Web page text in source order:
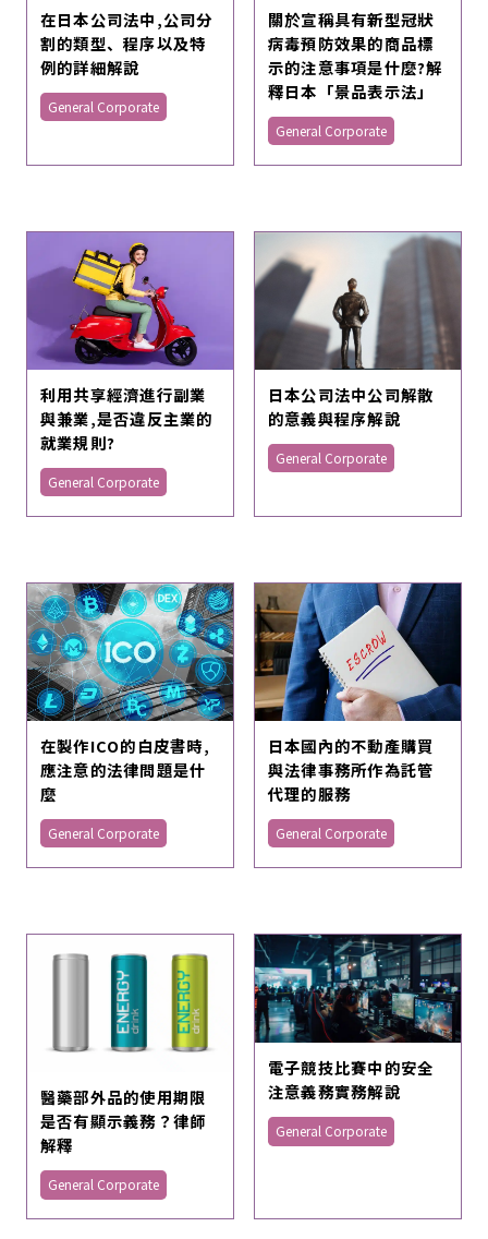
在日本公司法中,公司分
割的類型、程序以及特
例的詳細解說
General Corporate
關於宣稱具有新型冠狀
病毒預防效果的商品標
示的注意事項是什麼?解
釋日本「景品表示法」
General Corporate
利用共享經濟進行副業
與兼業,是否違反主業的
就業規則?
General Corporate
日本公司法中公司解散
的意義與程序解說
General Corporate
在製作ICO的白皮書時,
應注意的法律問題是什
麼
General Corporate
日本國內的不動產購買
與法律事務所作為託管
代理的服務
General Corporate
醫藥部外品的使用期限
是否有顯示義務？律師
解釋
General Corporate
電子競技比賽中的安全
注意義務實務解說
General Corporate